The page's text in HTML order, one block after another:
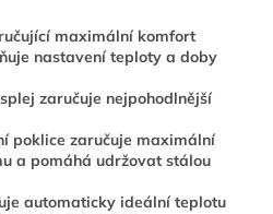
maximální komfort
nastavení teploty a doby
zaručuje nejpohodlnější
poklice zaručuje maximální
a pomáhá udržovat stálou
automaticky ideální teplotu